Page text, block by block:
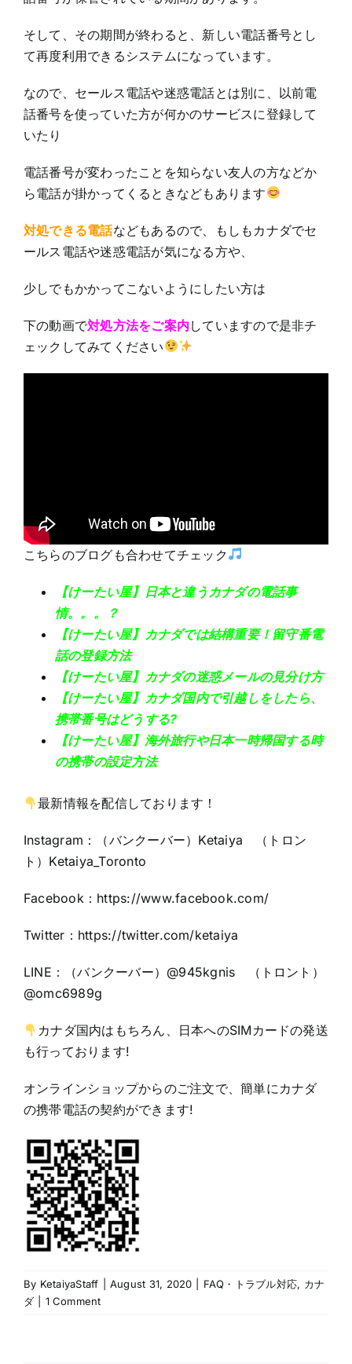
そして、その期間が終わると、新しい電話番号とし
て再度利用できるシステムになっています。
なので、セールス電話や迷惑電話とは別に、以前電
話番号を使っていた方が何かのサービスに登録して
いたり
電話番号が変わったことを知らない友人の方などか
ら電話が掛かってくるときなどもあります
対処できる電話などもあるので、もしもカナダでセ
ールス電話や迷惑電話が気になる方や、
少しでもかかってこないようにしたい方は
下の動画で対処方法をご案内 していますので是非チ
ェックしてみてください
こちらのブログも合わせてチェック
【けーたい屋】日本と違うカナダの電話事
情。。。？
【けーたい屋】カナダでは結構重要！留守番電
話の登録方法
【けーたい屋】カナダの迷惑メールの見分け方
【けーたい屋】カナダ国内で引越しをしたら、
携帯番号はどうする?
【けーたい屋】海外旅行や日本一時帰国する時
の携帯の設定方法
最新情報を配信しております！
Instagram：（バンクーバー）Ketaiya （トロン
ト）Ketaiya_Toronto
Facebook： https://www.facebook.com/
Twitter：https://twitter.com/ketaiya
LINE：（バンクーバー）@945kgnis （トロント）
@omc6989g
カナダ国内はもちろん、日本へのSIMカードの発送
も行っております!
オンラインショップからのご注文で、簡単にカナダ
の携帯電話の契約ができます!
By KetaiyaStaff August 31, 2020 FAQ・トラブル対応, カナ
ダ
1 Comment